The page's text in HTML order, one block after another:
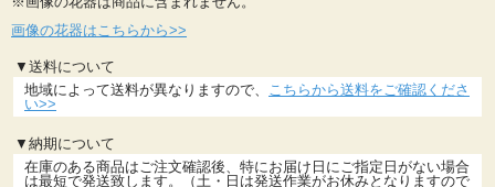
画像の花器はこちらから>>
▼送料について
地域によって送料が異なりますので、
こちらから送料をご確認くださ
い>>
▼納期について
在庫のある商品はご注文確認後、特にお届け日にご指定日がない場合
は最短で発送致します。（土・日は発送作業がお休みとなりますので